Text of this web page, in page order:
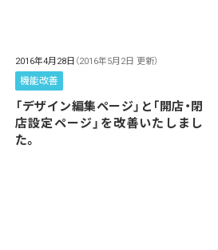
2016年4月28日 （2016年5月2日 更新）
機能改善
「デザイン編集ページ」と「開店・閉
店設定ページ」を改善いたしまし
た。